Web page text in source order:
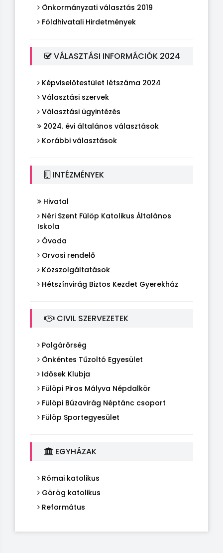
Önkormányzati választás 2019
Földhivatali Hirdetmények
VÁLASZTÁSI INFORMÁCIÓK 2024
Képviselőtestület létszáma 2024
Választási szervek
Választási ügyintézés
2024. évi általános választások
Korábbi választások
INTÉZMÉNYEK
Hivatal
Néri Szent Fülöp Katolikus Általános
Iskola
Óvoda
Orvosi rendelő
Közszolgáltatások
Hétszínvirág Biztos Kezdet Gyerekház
CIVIL SZERVEZETEK
Polgárőrség
Önkéntes Tűzoltó Egyesület
Idősek Klubja
Fülöpi Piros Mályva Népdalkör
Fülöpi Búzavirág Néptánc csoport
Fülöp Sportegyesület
EGYHÁZAK
Római katolikus
Görög katolikus
Református